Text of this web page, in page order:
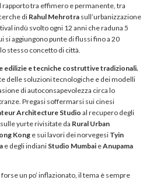
tra effimero e permanente, tra
di Rahul Mehrotra sull’urbanizzazione
indù svolto ogni 12 anni che raduna 5
si aggiungono punte di flussi fino a 20
stesso concetto di città.
edilizie e tecniche costruttive tradizionali.
delle soluzioni tecnologiche e dei modelli
di autoconsapevolezza circa lo
Pregasi soffermarsi sui cinesi
Architecture Studio al recupero degli
yurte rivisitate da Rural Urban
Kong e sui lavori dei norvegesi Tyin
e degli indiani Studio Mumbai eAnupama
forse un po’ inflazionato, il tema è sempre